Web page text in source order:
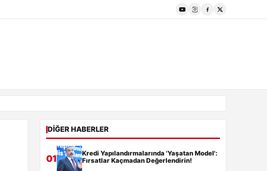
DIĞER HABERLER
01
Kredi Yapılandırmalarında 'Yaşatan Model':
Fırsatlar Kaçmadan Değerlendirin!